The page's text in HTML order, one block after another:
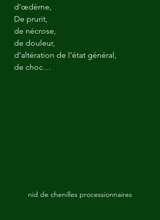
d’œdème,
De prurit,
de nécrose,
de douleur,
d’altération de l’état général,
de choc…
nid de chenilles processionnaires